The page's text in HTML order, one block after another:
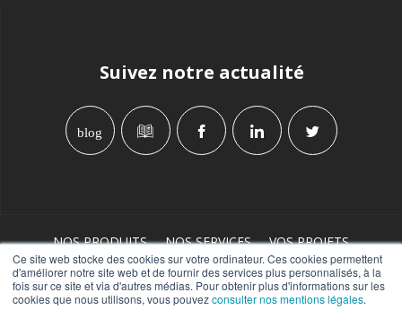
Ce site web stocke des cookies sur votre ordinateur. Ces cookies permettent
d'améliorer notre site web et de fournir des services plus personnalisés, à la
fois sur ce site et via d'autres médias. Pour obtenir plus d'informations sur les
cookies que nous utilisons, vous pouvezconsulter nos mentions légales.
Suivez notre actualité
blog
NOS PRODUITS NOS SERVICES
VOS PROJETS
LA SOCIÉTÉ TERALTA
A LA UNE
CONTACT, DEVIS & RÉCLAMATIONS